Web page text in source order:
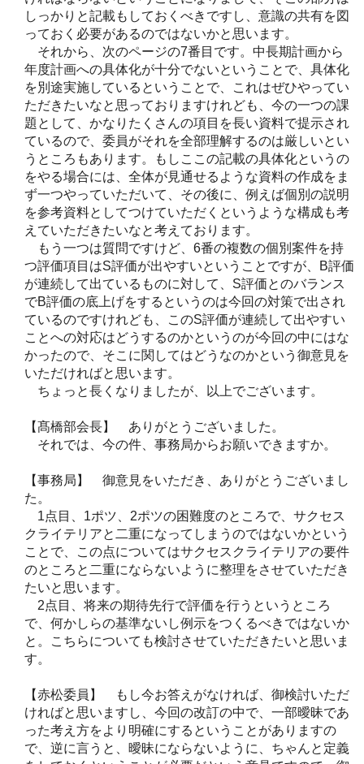
しっかりと記載もしておくべきですし、意識の共有を図
っておく必要があるのではないかと思います。
それから、次のページの7番目です。中長期計画から
年度計画への具体化が十分でないということで、具体化
を別途実施しているということで、これはぜひやってい
ただきたいなと思っておりますけれども、今の一つの課
題として、かなりたくさんの項目を長い資料で提示され
ているので、委員がそれを全部理解するのは厳しいとい
うところもあります。もしここの記載の具体化というの
をやる場合には、全体が見通せるような資料の作成をま
ず一つやっていただいて、その後に、例えば個別の説明
を参考資料としてつけていただくというような構成も考
えていただきたいなと考えております。
もう一つは質問ですけど、6番の複数の個別案件を持
つ評価項目はS評価が出やすいということですが、B評価
が連続して出ているものに対して、S評価とのバランス
でB評価の底上げをするというのは今回の対策で出され
ているのですけれども、このS評価が連続して出やすい
ことへの対応はどうするのかというのが今回の中にはな
かったので、そこに関してはどうなのかという御意見を
いただければと思います。
ちょっと長くなりましたが、以上でございます。
【髙橋部会長】 ありがとうございました。
それでは、今の件、事務局からお願いできますか。
【事務局】 御意見をいただき、ありがとうございまし
た。
1点目、1ポツ、2ポツの困難度のところで、サクセス
クライテリアと二重になってしまうのではないかという
ことで、この点についてはサクセスクライテリアの要件
のところと二重にならないように整理をさせていただき
たいと思います。
2点目、将来の期待先行で評価を行うというところ
で、何かしらの基準ないし例示をつくるべきではないか
と。こちらについても検討させていただきたいと思いま
す。
【赤松委員】 もし今お答えがなければ、御検討いただ
ければと思いますし、今回の改訂の中で、一部曖昧であ
った考え方をより明確にするということがありますの
で、逆に言うと、曖昧にならないように、ちゃんと定義